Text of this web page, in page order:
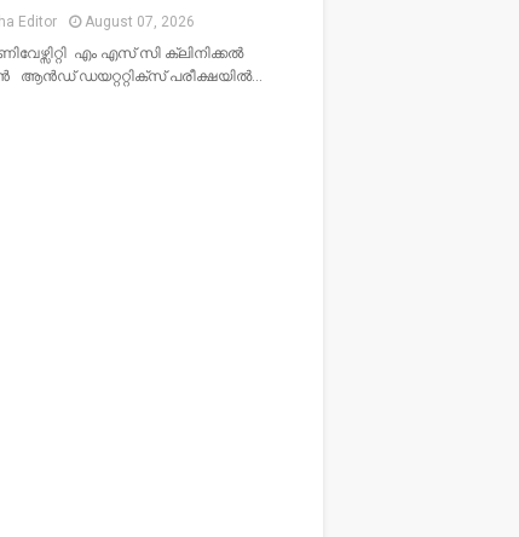
Editor
August 07, 2026
എം എസ് സി ക്ലിനിക്കൽ
ആൻഡ് ഡയറ്ററ്റിക്സ് പരീക്ഷയിൽ…